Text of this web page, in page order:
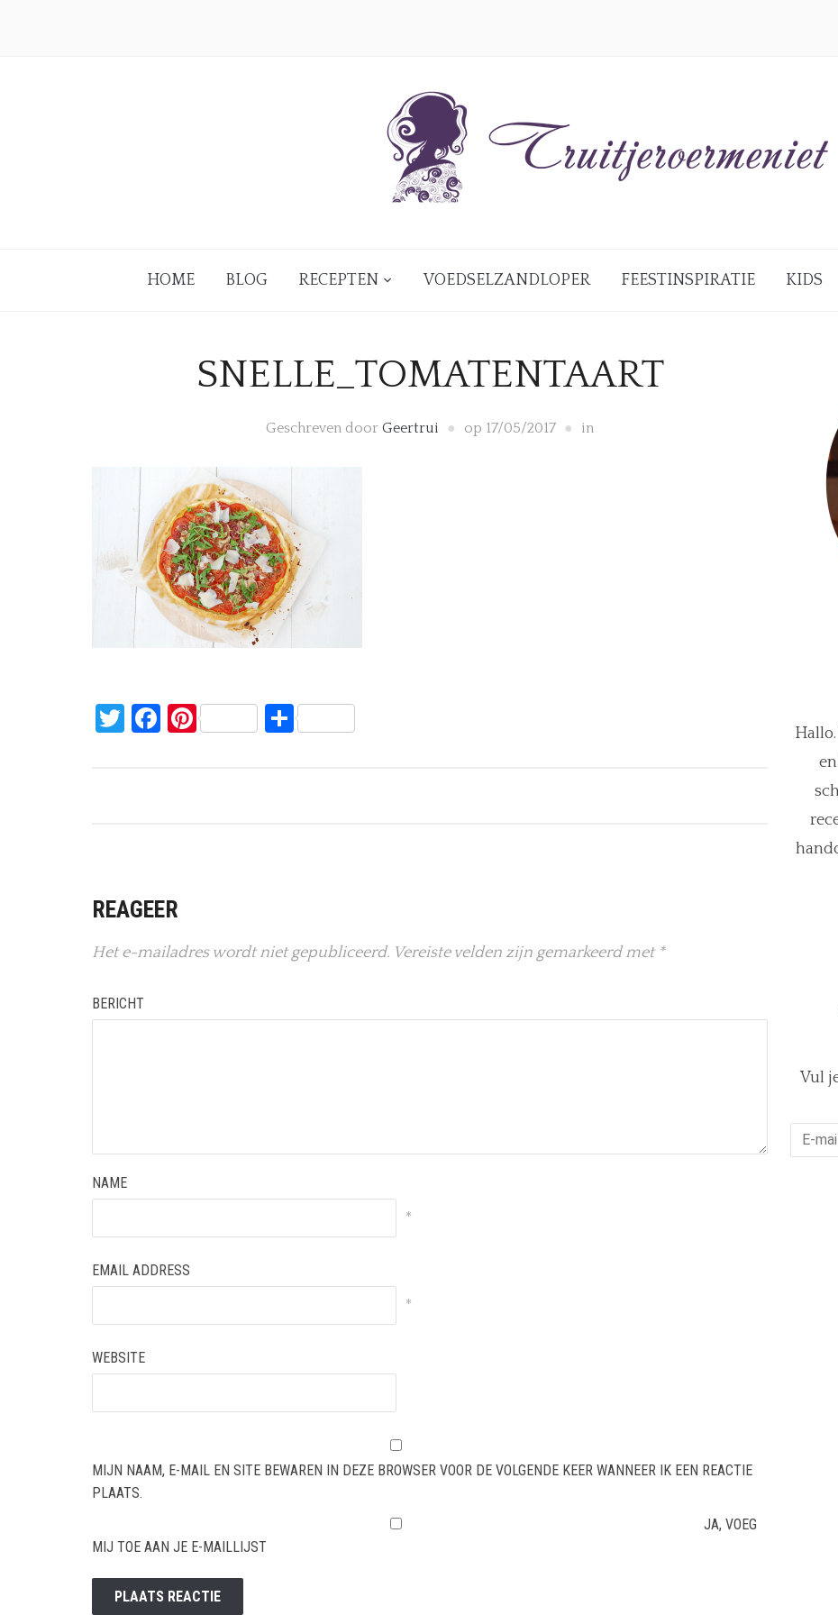
HOME BLOG RECEPTEN VOEDSELZANDLOPER FEESTINSPIRATIE KIDS
SNELLE_TOMATENTAART
Geschreven door Geertrui op 17/05/2017 in
TwitterFacebook
PinterestDelen
REAGEER
Het e-mailadres wordt niet gepubliceerd. Vereiste velden zijn gemarkeerd met *
BERICHT
NAME
*
EMAIL ADDRESS
*
WEBSITE
MIJN NAAM, E-MAIL EN SITE BEWAREN IN DEZE BROWSER VOOR DE VOLGENDE KEER WANNEER IK EEN REACTIE
PLAATS.
JA, VOEG
MIJ TOE AAN JE E-MAILLIJST
Vul
E-
mail